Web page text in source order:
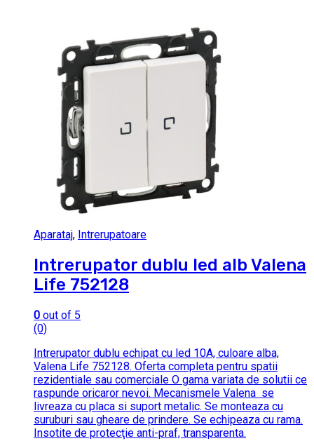
Aparataj, Intrerupatoare
Intrerupator dublu led alb Valena
Life 752128
0 out of 5
(0)
Intrerupator dublu echipat cu led 10A, culoare alba,
Valena Life 752128. Oferta completa pentru spatii
rezidentiale sau comerciale O gama variata de solutii ce
raspunde oricaror nevoi. Mecanismele Valena se
livreaza cu placa si suport metalic. Se monteaza cu
suruburi sau gheare de prindere. Se echipeaza cu rama.
Insotite de protecţie anti-praf, transparenta.